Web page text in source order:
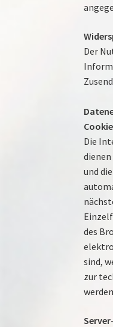
Der
Die
und
des
sind,
zur